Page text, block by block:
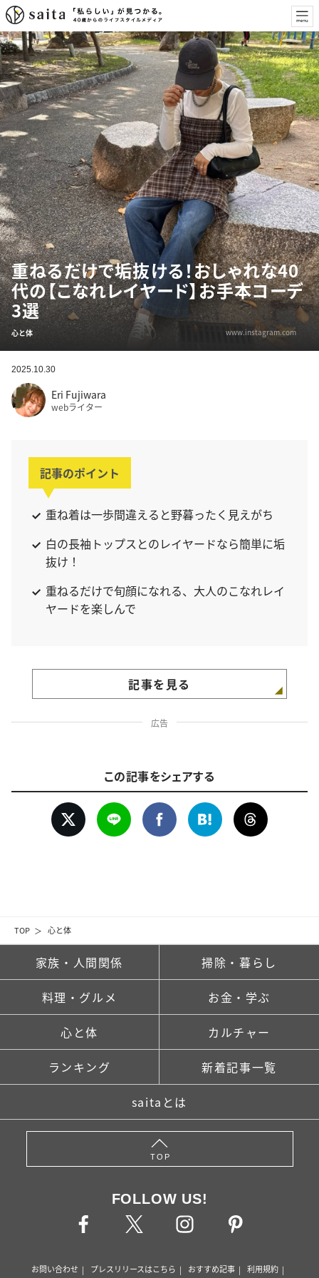
TOP 心と体
重ねるだけで垢抜ける！おしゃれな40
代の【こなれレイヤード】お手本コーデ
3選
心と体 www.instagram.com
2025.10.30
Eri Fujiwara
webライター
記事のポイント
重ね着は一歩間違えると野暮ったく見えがち
白の長袖トップスとのレイヤードなら簡単に垢
抜け！
重ねるだけで旬顔になれる、大人のこなれレイ
ヤードを楽しんで
記事を見る
広告
この記事をシェアする
家族・人間関係 掃除・暮らし
料理・グルメ お金・学ぶ
心と体 カルチャー
ランキング 新着記事一覧
saitaとは
TOP
FOLLOW US!
お問い合わせ プレスリリースはこちら おすすめ記事 利用規約